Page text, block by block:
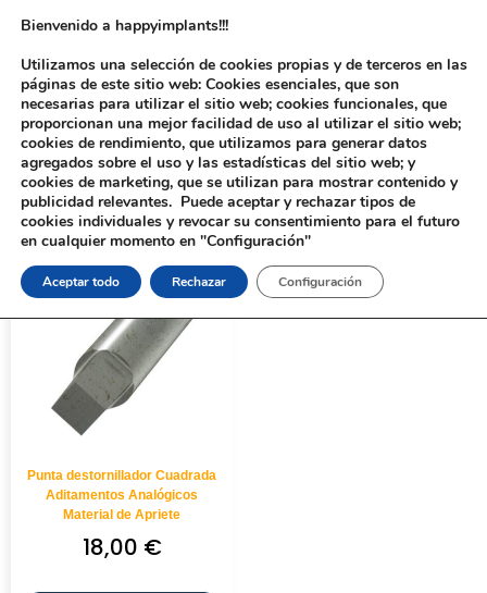
Inicio/Implantología/Aditamentos Analógicos/ Punta destornillador
Cuadrada
Punta destornillador Cuadrada
Aditamentos Analógicos
Material de Apriete
18,00 €
Bienvenido a happyimplants!!!
Utilizamos una selección de cookies propias y de terceros en las
páginas de este sitio web: Cookies esenciales, que son
necesarias para utilizar el sitio web; cookies funcionales, que
proporcionan una mejor facilidad de uso al utilizar el sitio web;
cookies de rendimiento, que utilizamos para generar datos
agregados sobre el uso y las estadísticas del sitio web; y
cookies de marketing, que se utilizan para mostrar contenido y
publicidad relevantes. Puede aceptar y rechazar tipos de
cookies individuales y revocar su consentimiento para el futuro
en cualquier momento en "Configuración"
Aceptar todo Rechazar Configuración